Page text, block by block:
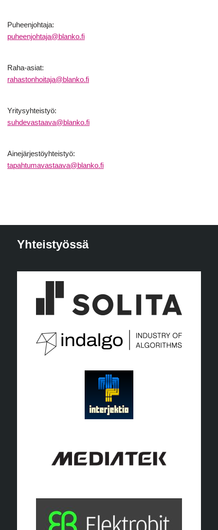
Puheenjohtaja:
puheenjohtaja@blanko.fi
Raha-asiat:
rahastonhoitaja@blanko.fi
Yritysyhteistyö:
suhdevastaava@blanko.fi
Ainejärjestöyhteistyö:
tapahtumavastaava@blanko.fi
Yhteistyössä